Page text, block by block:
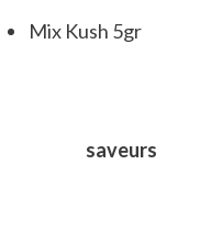
Mix Kush 5gr
saveurs